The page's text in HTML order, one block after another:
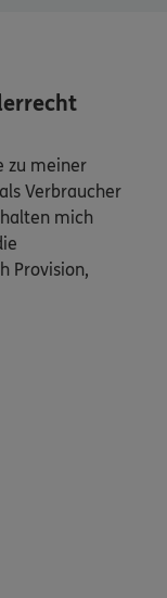
zu meiner
Verbraucher
mich
Provision,